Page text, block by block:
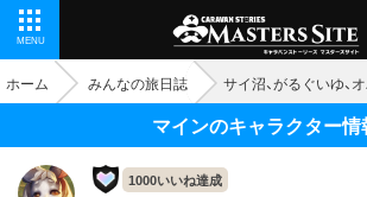
MENU
ホーム みんなの旅日誌 サイ沼、がるぐいゆ、
マインのキャラクター情
1000いいね達成